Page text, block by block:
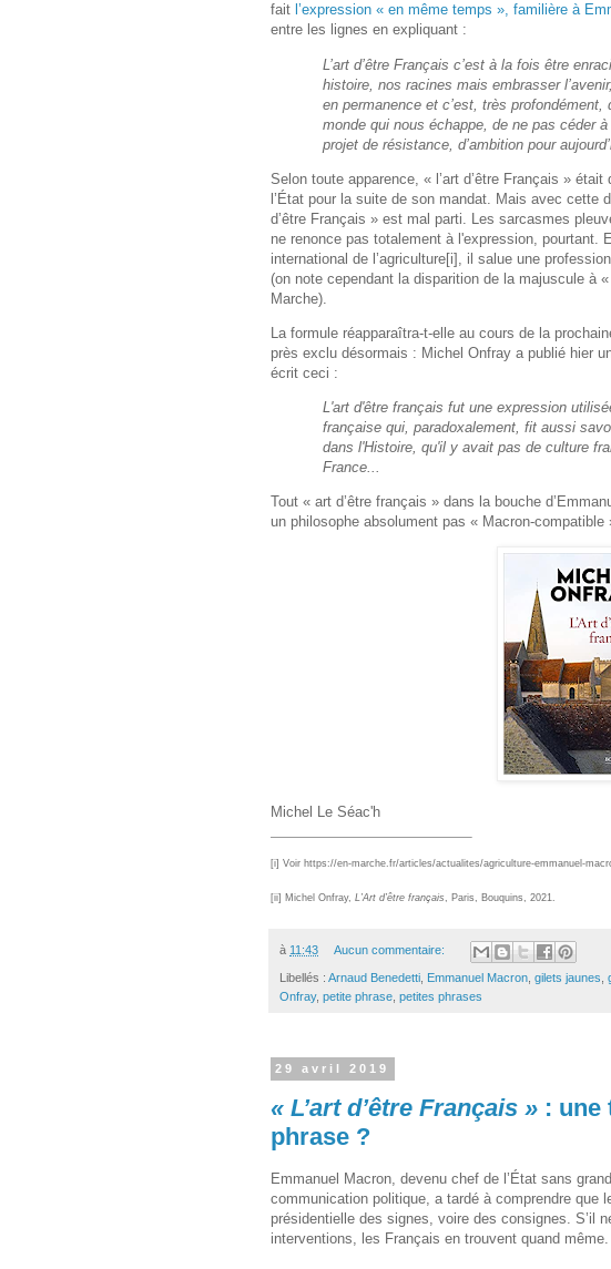
fait l’expression « en même temps », familière à
entre les lignes en expliquant :
L’art d’être Français c’est à la fois être
histoire, nos racines mais embrasser
en permanence et c’est, très
monde qui nous échappe, de ne pas céder
projet de résistance, d’ambition pour
Selon toute apparence, « l’art d’être Français »
l’État pour la suite de son mandat. Mais avec cette
d’être Français » est mal parti. Les sarcasmes
ne renonce pas totalement à l'expression, pourtant.
international de l’agriculture[i] , il salue une
(on note cependant la disparition de la majuscule à
Marche).
La formule réapparaîtra-t-elle au cours de la
près exclu désormais : Michel Onfray a publié hier
écrit ceci :
L'art d'être français fut une expression
française qui, paradoxalement, fit aussi
dans l'Histoire, qu'il y avait pas de culture
France...
Tout « art d’être français » dans la bouche
un philosophe absolument pas « Macron-
Michel Le Séac'h
[i] Voir https://en-marche.fr/articles/actualites/agriculture-emmanuel-
[ii] Michel Onfray, L’Art d’être français, Paris, Bouquins, 2021.
à 11:43 Aucun commentaire:
Libellés : Arnaud Benedetti Emmanuel Macron gilets jaunes
Onfray, petite phrase petites phrases
29 avril 2019
« L’art d’être Français » : une
phrase ?
Emmanuel Macron, devenu chef de l’État sans
communication politique, a tardé à comprendre que
présidentielle des signes, voire des consignes. S’il
interventions, les Français en trouvent quand